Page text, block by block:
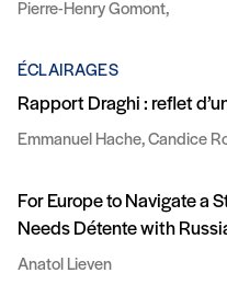
Pierre-Henry Gomont,
ÉCLAIRAGES
Rapport Draghi : reflet
Emmanuel Hache, Candice
For Europe to Navigate a
Needs Détente with
Anatol Lieven